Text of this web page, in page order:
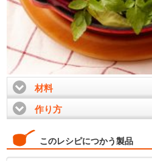
材料click to expand contents
作り方
このレシピにつかう製品